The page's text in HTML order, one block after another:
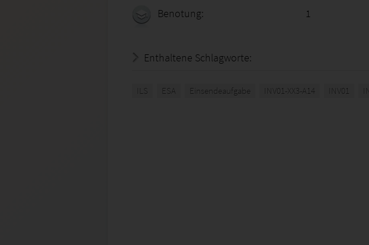
Benotung: 1
Enthaltene Schlagworte:
ILS ESA Einsendeaufgabe INV01-XX3-A14 INV01